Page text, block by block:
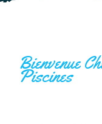
Piscines
Bienvenue
Piscines